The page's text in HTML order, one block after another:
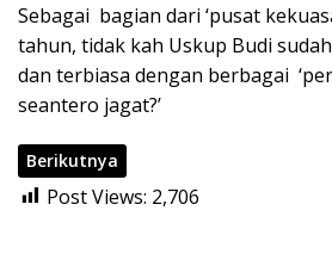
Sebagai bagian dari ‘pusat
tahun, tidak kah Uskup Budi
dan terbiasa dengan berbagai
seantero jagat?’
Berikutnya
Post Views: 2,706